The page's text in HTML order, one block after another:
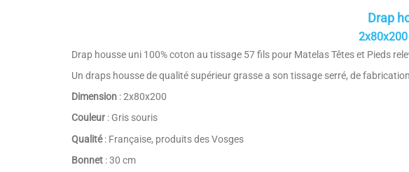
Drap
Drap housse uni 100% coton au tissage 57 fils pour Matelas Têtes et Pieds
Un draps housse de qualité supérieur grasse a son tissage serré, de
Dimension : 2x80x200
Couleur : Gris souris
Qualité: Française, produits des Vosges
Bonnet : 30 cm